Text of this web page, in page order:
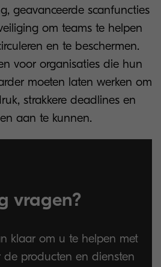
geavanceerde scanfuncties
om teams te helpen
en te beschermen.
voor organisaties die hun
moeten laten werken om
strakkere deadlines en
aan te kunnen.
vragen?
klaar om u te helpen met
producten en diensten